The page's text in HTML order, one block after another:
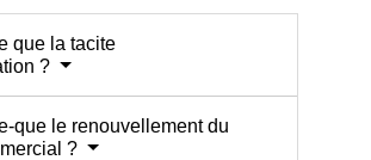
que la tacite
?
que le renouvellement du
?